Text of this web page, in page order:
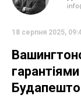
18 серпня 2025,